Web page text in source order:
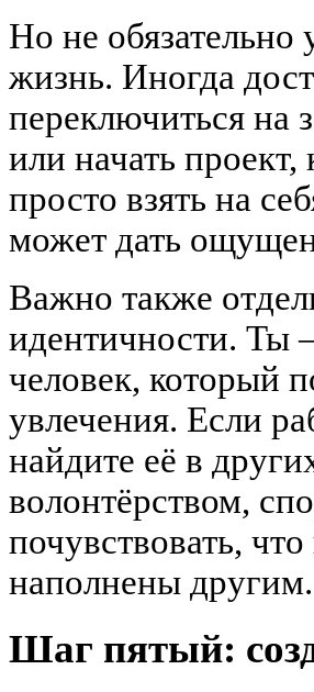
Но не обязательно
жизнь. Иногда
переключиться на
или начать
просто взять на
может дать
Важно также
идентичности. Ты
человек, который
увлечения. Если
найдите её в
волонтёрством,
почувствовать,
наполнены другим.
Шаг пятый: